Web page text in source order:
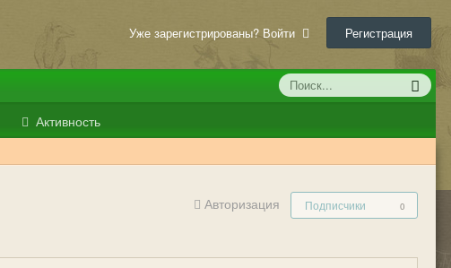
Уже зарегистрированы? Войти Регистрация
Активность
Авторизация Подписчики 0